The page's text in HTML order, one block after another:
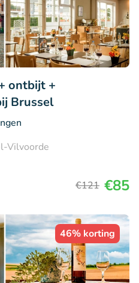
ontbijt +
Brussel
Vilvoorde
€121 €85
46% korting